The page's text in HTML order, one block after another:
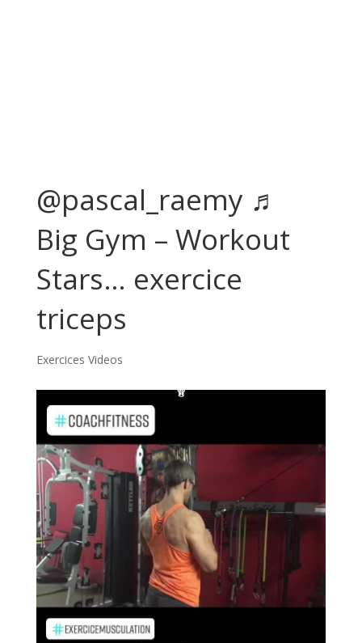
@pascal_raemy ♬
Big Gym – Workout
Stars… exercice
triceps
Exercices Videos